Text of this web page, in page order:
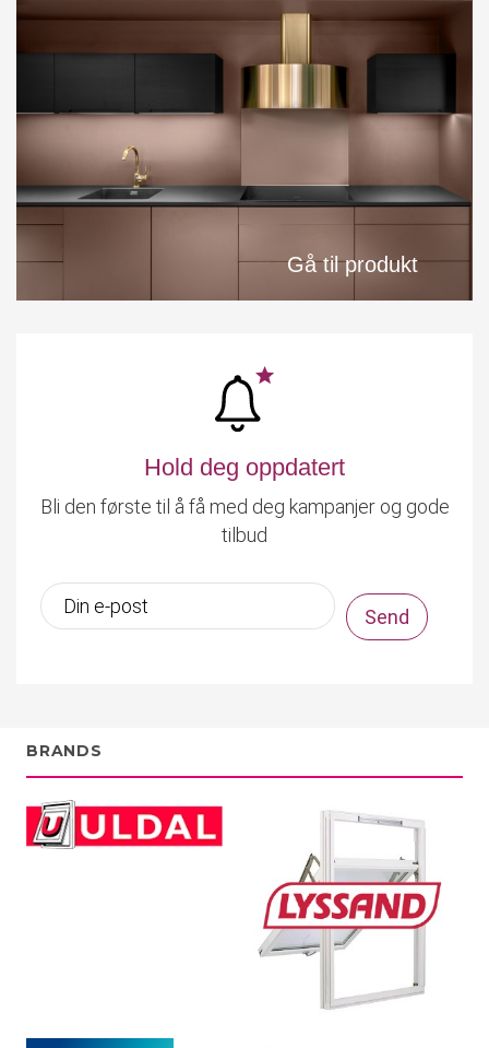
Gå til produkt
Hold deg oppdatert
Bli den første til å få med deg kampanjer og gode
tilbud
BRANDS